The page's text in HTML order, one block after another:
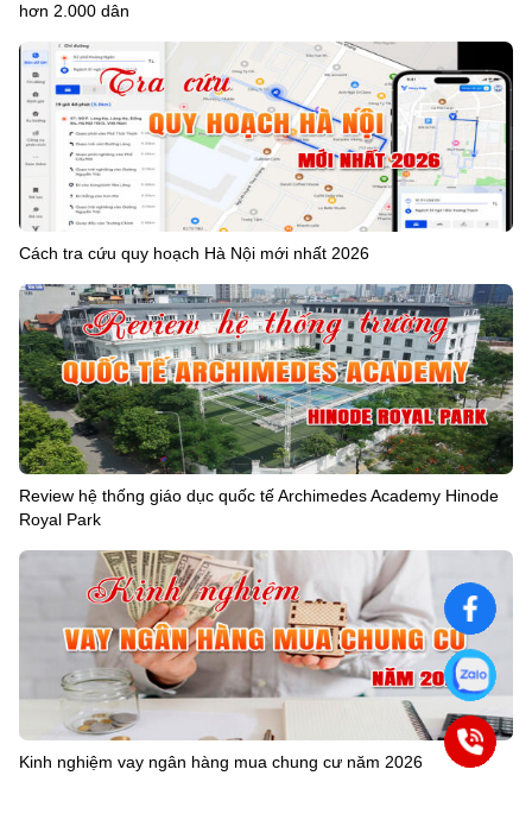
hơn 2.000 dân
Cách tra cứu quy hoạch Hà Nội mới nhất 2026
Review hệ thống giáo dục quốc tế Archimedes Academy Hinode
Royal Park
Kinh nghiệm vay ngân hàng mua chung cư năm 2026